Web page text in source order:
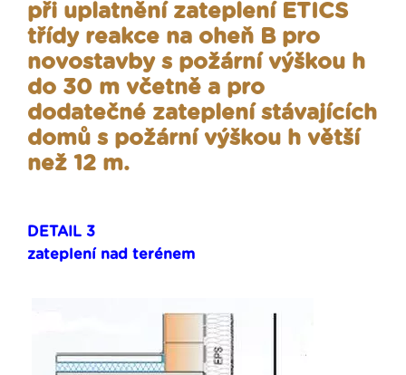
při uplatnění zateplení ETICS
třídy reakce na oheň B pro
novostavby s požární výškou h
do 30 m včetně a pro
dodatečné zateplení stávajících
domů s požární výškou h větší
než 12 m.
DETAIL 3
zateplení nad terénem